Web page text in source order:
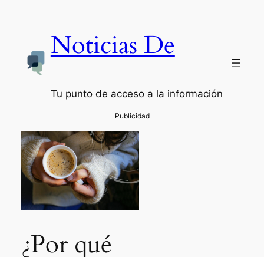
Noticias De
Tu punto de acceso a la información
¿Por qué